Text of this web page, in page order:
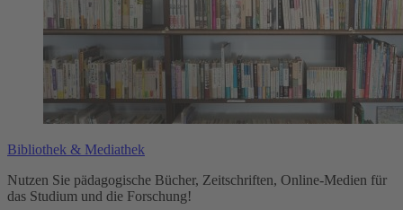
Bibliothek & Mediathek
Nutzen Sie pädagogische Bücher, Zeitschriften, Online-Medien für
das Studium und die Forschung!